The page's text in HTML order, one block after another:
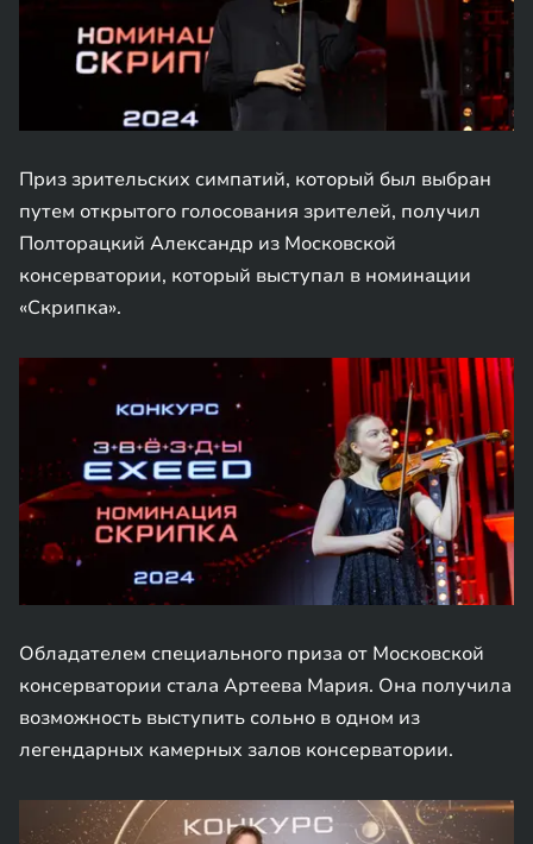
Приз зрительских симпатий, который был выбран
путем открытого голосования зрителей, получил
Полторацкий Александр из Московской
консерватории, который выступал в номинации
«Скрипка».
Обладателем специального приза от Московской
консерватории стала Артеева Мария. Она получила
возможность выступить сольно в одном из
легендарных камерных залов консерватории.